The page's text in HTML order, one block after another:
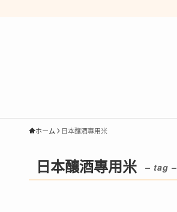
ホーム 日本釀酒專用米
日本釀酒專用米 – tag –